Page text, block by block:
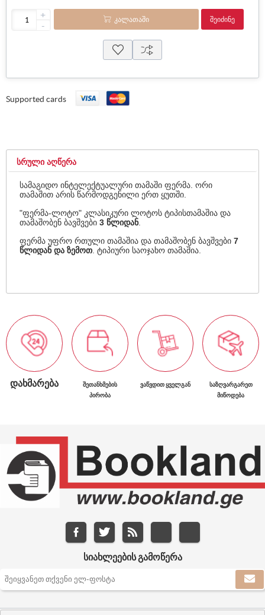
+
-
ᲙᲐᲚᲐᲗᲐᲨᲘ ᲨᲔᲘᲫᲘᲜᲔ
Supported cards
ᲡᲠᲣᲚᲘ ᲐᲦᲬᲔᲠᲐ
სამაგიდო ინტელექტუალური თამაში ფერმა. ორი
თამაშით არის წარმოდგენილი ერთ ყუთში.
"ფერმა-ლოტო" კლასიკური ლოტოს ტიპისთამაშია და
თამაშობენ ბავშვები3 წლიდან.
ფერმა უფრო რთული თამაშია და თამაშობენ ბავშვები7
წლიდან და ზემოთ. ტიპიური საოჯახო თამაშია.
ᲓᲐᲮᲛᲐᲠᲔᲑᲐ
ᲨᲔᲗᲐᲜᲮᲛᲔᲑᲘᲡ
ᲞᲘᲠᲝᲑᲐ
ᲕᲐᲬᲕᲓᲘᲗ ᲧᲕᲔᲚᲒᲐᲜ
ᲡᲐᲖᲦᲕᲐᲠᲒᲐᲠᲔᲗ
ᲛᲘᲬᲝᲓᲔᲑᲐ
ᲡᲘᲐᲮᲚᲔᲔᲑᲘᲡ ᲒᲐᲛᲝᲬᲔᲠᲐ